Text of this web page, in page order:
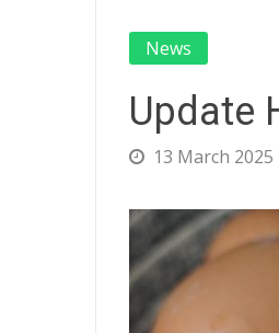
News
Update
13 March 2025